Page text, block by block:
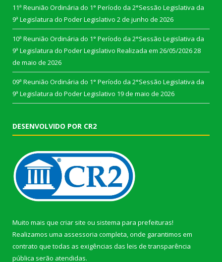
11ª Reunião Ordinária do 1° Período da 2°Sessão Legislativa da
9ª Legislatura do Poder Legislativo 2 de junho de 2026
10ª Reunião Ordinária do 1° Período da 2°Sessão Legislativa da
9ª Legislatura do Poder Legislativo Realizada em 26/05/202628
de maio de 2026
09ª Reunião Ordinária do 1° Período da 2°Sessão Legislativa da
9ª Legislatura do Poder Legislativo 19 de maio de 2026
DESENVOLVIDO POR CR2
Muito mais que criar site ou sistema para prefeituras!
Realizamos uma assessoria completa, onde garantimos em
contrato que todas as exigências das leis de transparência
pública serão atendidas.